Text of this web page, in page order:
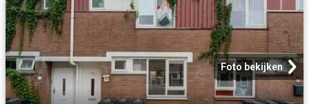
Foto bekijken